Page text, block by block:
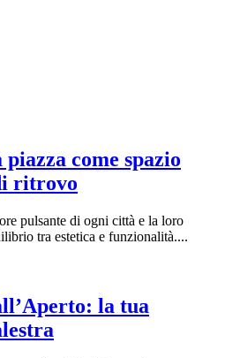
come spazio
ritrovo
pulsante di ogni città e la loro
tra estetica e funzionalità....
la tua